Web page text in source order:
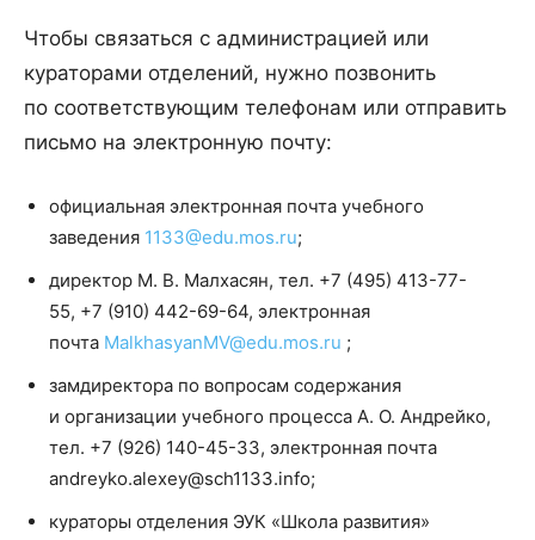
Чтобы связаться с администрацией или
кураторами отделений, нужно позвонить
по соответствующим телефонам или отправить
письмо на электронную почту:
официальная электронная почта учебного
заведения 1133@edu.mos.ru;
директор М. В. Малхасян, тел. +7 (495) 413-77-
55, +7 (910) 442-69-64, электронная
почта MalkhasyanMV@edu.mos.ru ;
замдиректора по вопросам содержания
и организации учебного процесса А. О. Андрейко,
тел. +7 (926) 140-45-33, электронная почта
andreyko.alexey@sch1133.info;
кураторы отделения ЭУК «Школа развития»